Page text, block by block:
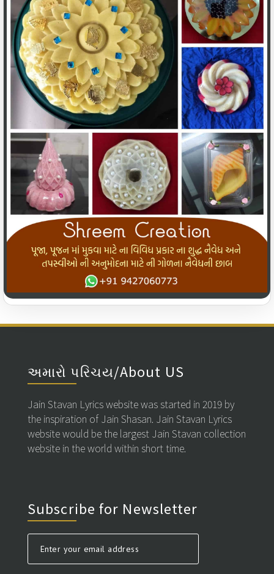
भले होय उदय तो य अस्त छुं,
वालमा, परमातमा…
અમારો પરિચય/About US
Jain Stavan Lyrics website was started in 2019 by
the inspiration of Jain Shasan. Jain Stavan Lyrics
website would be the largest Jain Stavan collection
website in the world within short time.
Subscribe for Newsletter